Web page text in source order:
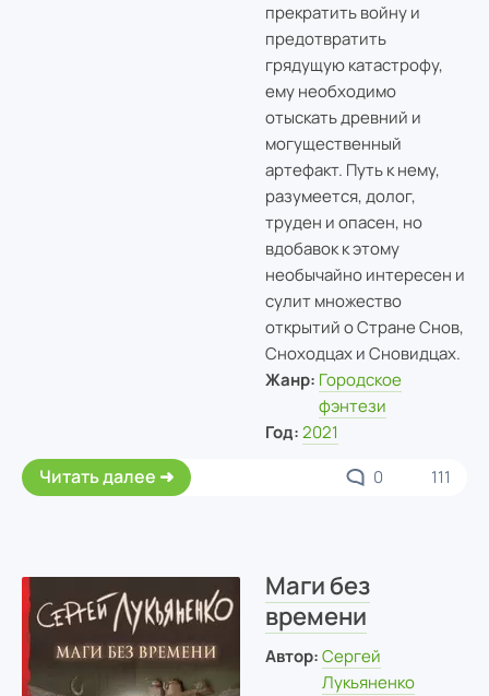
прекратить войну и
предотвратить
грядущую катастрофу,
ему необходимо
отыскать древний и
могущественный
артефакт. Путь к нему,
разумеется, долог,
труден и опасен, но
вдобавок к этому
необычайно интересен и
сулит множество
открытий о Стране Снов,
Сноходцах и Сновидцах.
Жанр: Городское
фэнтези
Год: 2021
Читать далее 0 111
Маги без
времени
Автор: Сергей
Лукьяненко